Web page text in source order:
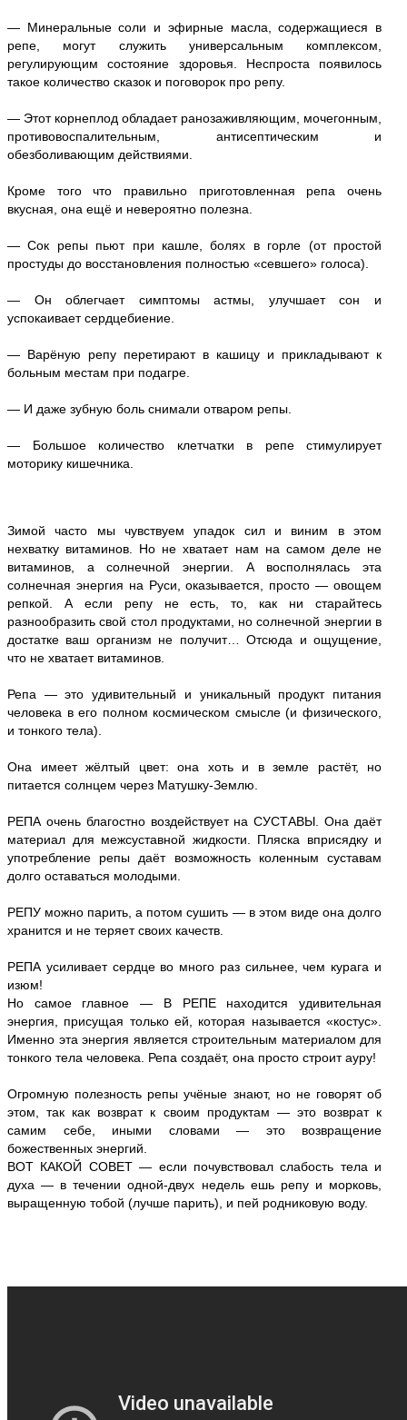
— Минеральные соли и эфирные масла, содержащиеся в
репе, могут служить универсальным комплексом,
регулирующим состояние здоровья. Неспроста появилось
такое количество сказок и поговорок про репу.
— Этот корнеплод обладает ранозаживляющим, мочегонным,
противовоспалительным, антисептическим и
обезболивающим действиями.
Кроме того что правильно приготовленная репа очень
вкусная, она ещё и невероятно полезна.
— Сок репы пьют при кашле, болях в горле (от простой
простуды до восстановления полностью «севшего» голоса).
— Он облегчает симптомы астмы, улучшает сон и
успокаивает сердцебиение.
— Варёную репу перетирают в кашицу и прикладывают к
больным местам при подагре.
— И даже зубную боль снимали отваром репы.
— Большое количество клетчатки в репе стимулирует
моторику кишечника.
Зимой часто мы чувствуем упадок сил и виним в этом
нехватку витаминов. Но не хватает нам на самом деле не
витаминов, а солнечной энергии. А восполнялась эта
солнечная энергия на Руси, оказывается, просто — овощем
репкой. А если репу не есть, то, как ни старайтесь
разнообразить свой стол продуктами, но солнечной энергии в
достатке ваш организм не получит… Отсюда и ощущение,
что не хватает витаминов.
Репа — это удивительный и уникальный продукт питания
человека в его полном космическом смысле (и физического,
и тонкого тела).
Она имеет жёлтый цвет: она хоть и в земле растёт, но
питается солнцем через Матушку-Землю.
РЕПА очень благостно воздействует на СУСТАВЫ. Она даёт
материал для межсуставной жидкости. Пляска вприсядку и
употребление репы даёт возможность коленным суставам
долго оставаться молодыми.
РЕПУ можно парить, а потом сушить — в этом виде она долго
хранится и не теряет своих качеств.
РЕПА усиливает сердце во много раз сильнее, чем курага и
изюм!
Но самое главное — В РЕПЕ находится удивительная
энергия, присущая только ей, которая называется «костус».
Именно эта энергия является строительным материалом для
тонкого тела человека. Репа создаёт, она просто строит ауру!
Огромную полезность репы учёные знают, но не говорят об
этом, так как возврат к своим продуктам — это возврат к
самим себе, иными словами — это возвращение
божественных энергий.
ВОТ КАКОЙ СОВЕТ — если почувствовал слабость тела и
духа — в течении одной-двух недель ешь репу и морковь,
выращенную тобой (лучше парить), и пей родниковую воду.